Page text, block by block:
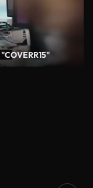
"COVERR15"